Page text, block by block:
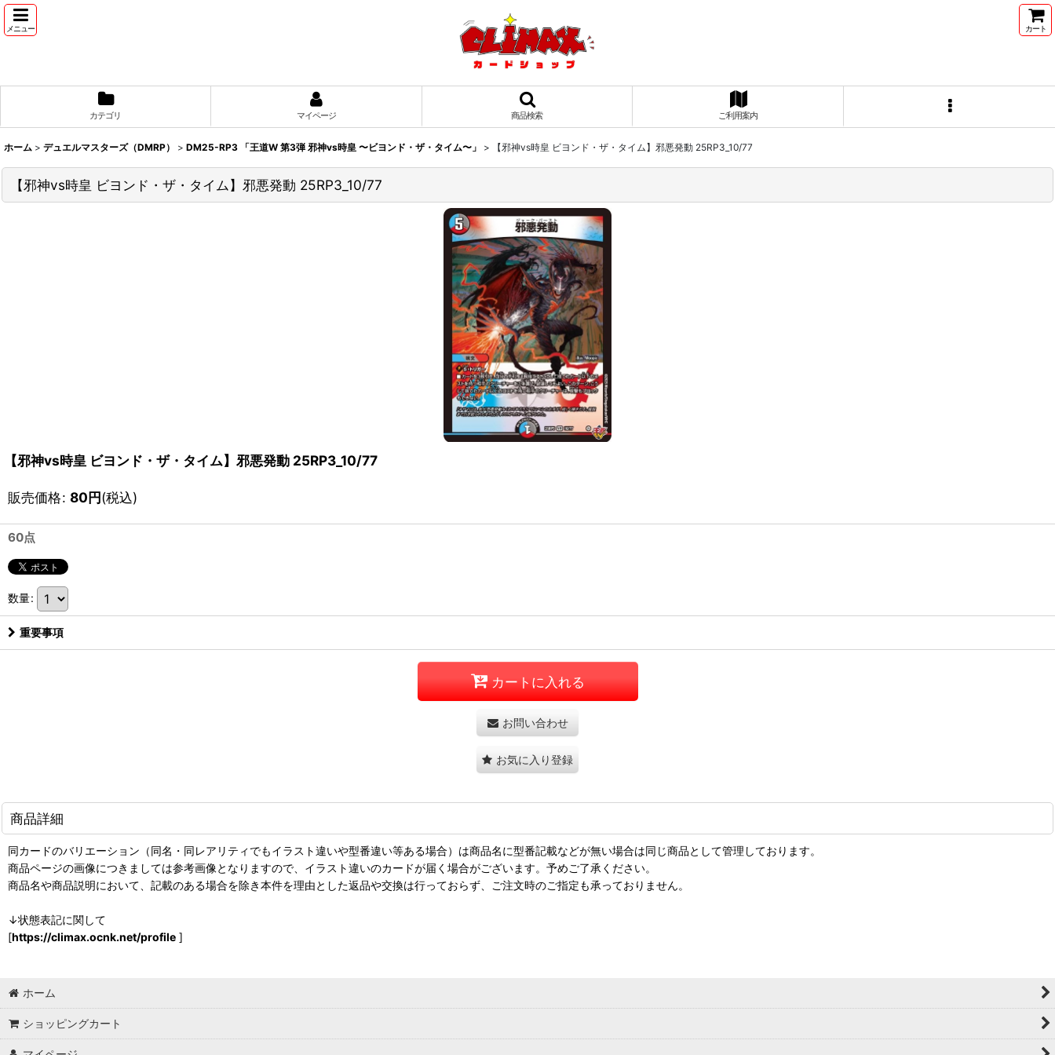
メニュー カート
カテゴリ マイページ 商品検索 ご利用案内
ホーム > デュエルマスターズ（DMRP） > DM25-RP3 「王道W 第3弾 邪神vs時皇 〜ビヨンド・ザ・タイム〜」 > 【邪神vs時皇 ビヨンド・ザ・タイム】邪悪発動 25RP3_10/77
【邪神vs時皇 ビヨンド・ザ・タイム】邪悪発動 25RP3_10/77
【邪神vs時皇 ビヨンド・ザ・タイム】邪悪発動 25RP3_10/77
販売価格: 80円(税込)
60点
数量:
重要事項
カートに入れる
お問い合わせ
お気に入り登録
商品詳細
同カードのバリエーション（同名・同レアリティでもイラスト違いや型番違い等ある場合）は商品名に型番記載などが無い場合は同じ商品として管理しております。
商品ページの画像につきましては参考画像となりますので、イラスト違いのカードが届く場合がございます。予めご了承ください。
商品名や商品説明において、記載のある場合を除き本件を理由とした返品や交換は行っておらず、ご注文時のご指定も承っておりません。
↓状態表記に関して
[https://climax.ocnk.net/profile ]
ホーム
ショッピングカート